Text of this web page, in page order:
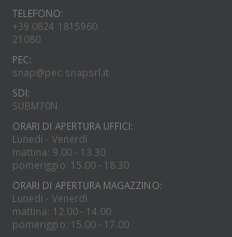
TELEFONO:
+39 0824 1815960
21080
PEC:
snap@pec.snapsrl.it
SDI:
SUBM70N
ORARI DI APERTURA UFFICI:
Lunedi - Venerdì
mattina: 9.00 - 13.30
pomeriggio: 15.00 - 18.30
ORARI DI APERTURA MAGAZZINO:
Lunedi - Venerdì
mattina: 12.00 - 14.00
pomeriggio: 15.00 - 17.00